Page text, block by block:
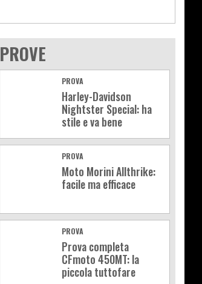
PROVE
PROVA
Harley-Davidson
Nightster Special: ha
stile e va bene
PROVA
Moto Morini Allthrike:
facile ma efficace
PROVA
Prova completa
CFmoto 450MT: la
piccola tuttofare